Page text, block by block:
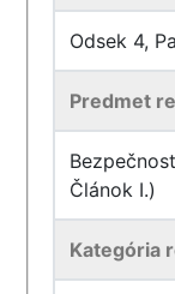
Odsek 4,
Predmet
Článok I.)
Kategória